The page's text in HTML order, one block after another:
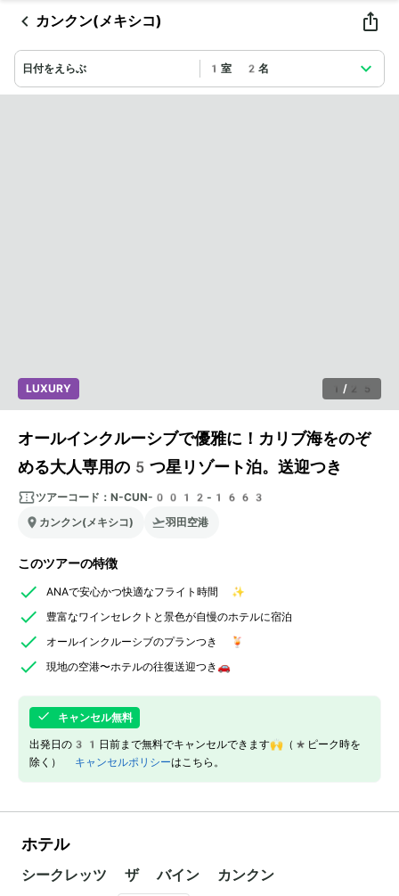
カンクン(メキシコ)
日付をえらぶ 1室 2名
1 / 25
LUXURY
オールインクルーシブで優雅に！カリブ海をのぞ
める大人専用の5つ星リゾート泊。送迎つき
ツアーコード： N-CUN-0012-1663
カンクン(メキシコ)
羽田空港
このツアーの特徴
ANAで安心かつ快適なフライト時間 ✨
豊富なワインセレクトと景色が自慢のホテルに宿泊
オールインクルーシブのプランつき 🍹
現地の空港〜ホテルの往復送迎つき🚗
キャンセル無料
出発日の31日前まで無料でキャンセルできます🙌（*ピーク時を
除く） キャンセルポリシーはこちら。
ホテル
シークレッツ ザ バイン カンクン